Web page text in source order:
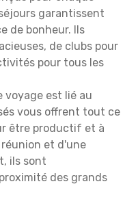
garantissent
de bonheur. Ils
de clubs pour
pour tous les
voyage est lié au
vous offrent tout ce
être productif et à
réunion et d'une
ils sont
des grands